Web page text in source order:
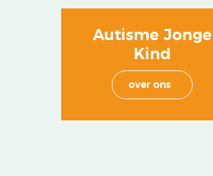
Autisme Jonge
Kind
over ons